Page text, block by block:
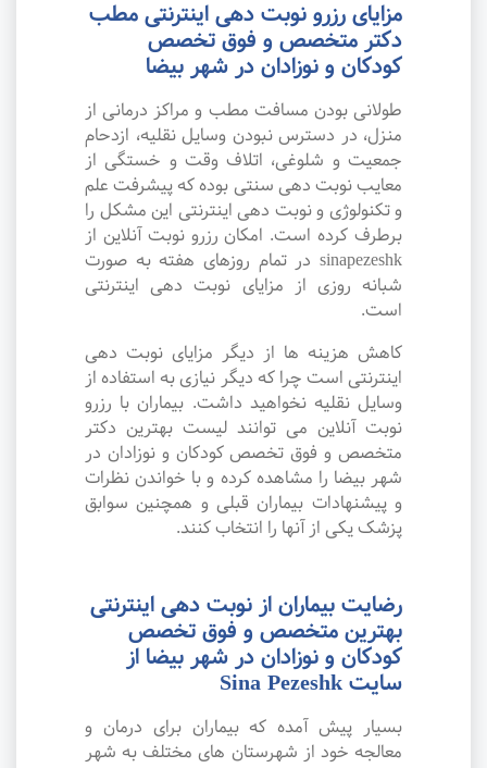
مزایای رزرو نوبت دهی اینترنتی مطب
دکتر متخصص و فوق تخصص
کودکان و نوزادان در شهر بیضا
طولانی بودن مسافت مطب و مراکز درمانی از
منزل، در دسترس نبودن وسایل نقلیه، ازدحام
جمعیت و شلوغی، اتلاف وقت و خستگی از
معایب نوبت دهی سنتی بوده که پیشرفت علم
و تکنولوژی و نوبت دهی اینترنتی این مشکل را
برطرف کرده است. امکان رزرو نوبت آنلاین از
sinapezeshk در تمام روزهای هفته به صورت
شبانه روزی از مزایای نوبت دهی اینترنتی
است.
کاهش هزینه ها از دیگر مزایای نوبت دهی
اینترنتی است چرا که دیگر نیازی به استفاده از
وسایل نقلیه نخواهید داشت. بیماران با رزرو
نوبت آنلاین می توانند لیست بهترین دکتر
متخصص و فوق تخصص کودکان و نوزادان در
شهر بیضا را مشاهده کرده و با خواندن نظرات
و پیشنهادات بیماران قبلی و همچنین سوابق
پزشک یکی از آنها را انتخاب کنند.
رضایت بیماران از نوبت دهی اینترنتی
بهترین متخصص و فوق تخصص
کودکان و نوزادان در شهر بیضا از
سایت Sina Pezeshk
بسیار پیش آمده که بیماران برای درمان و
معالجه خود از شهرستان های مختلف به شهر